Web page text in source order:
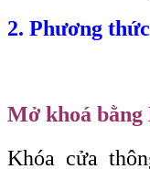
2. Phương
Mở khoá bằng
Khóa cửa